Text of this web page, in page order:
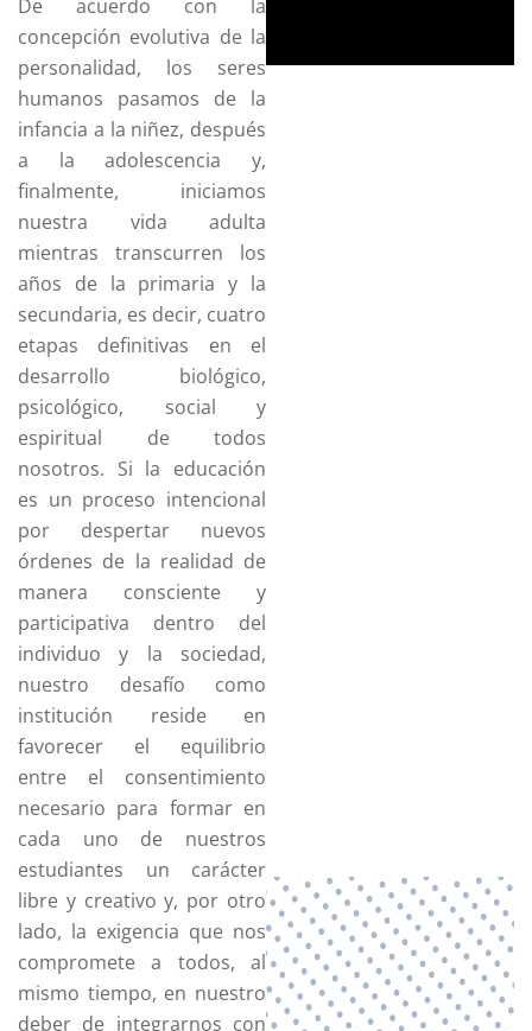
English CLT
Plena
Ambiental
y Cultura
Phidias
Pagos en Linea
PQRS
De acuerdo con la
concepción evolutiva de la
personalidad, los seres
humanos pasamos de la
infancia a la niñez, después
a la adolescencia y,
finalmente, iniciamos
nuestra vida adulta
mientras transcurren los
años de la primaria y la
secundaria, es decir, cuatro
etapas definitivas en el
desarrollo biológico,
psicológico, social y
espiritual de todos
nosotros. Si la educación
es un proceso intencional
por despertar nuevos
órdenes de la realidad de
manera consciente y
participativa dentro del
individuo y la sociedad,
nuestro desafío como
institución reside en
favorecer el equilibrio
entre el consentimiento
necesario para formar en
cada uno de nuestros
estudiantes un carácter
libre y creativo y, por otro
lado, la exigencia que nos
compromete a todos, al
mismo tiempo, en nuestro
deber de integrarnos con